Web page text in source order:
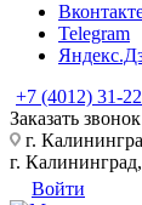
Telegram
+7 (4012) 31-
Заказать звонок
г.
г.
Войти